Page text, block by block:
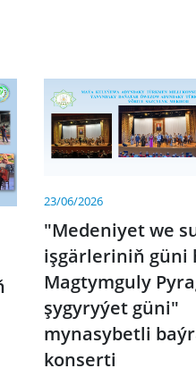
23/06/2026
"Medeniyet we
işgärleriniň güni
Magtymguly
şygyryýet güni"
mynasybetli
konserti